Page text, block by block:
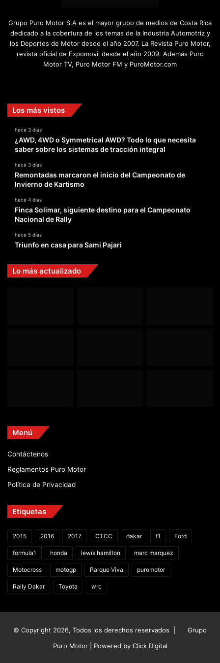
Grupo Puro Motor S.A es el mayor grupo de medios de Costa Rica
dedicado a la cobertura de los temas de la Industria Automotriz y
los Deportes de Motor desde el año 2007. La Revista Puro Motor,
revista oficial de Expomovil desde el año 2009. Además Puro
Motor TV, Puro Motor FM y PuroMotor.com
Los más vistos
hace 3 días
¿AWD, 4WD o Symmetrical AWD? Todo lo que necesita
saber sobre los sistemas de tracción integral
hace 3 días
Remontadas marcaron el inicio del Campeonato de
Invierno de Kartismo
hace 4 días
Finca Solimar, siguiente destino para el Campeonato
Nacional de Rally
hace 5 días
Triunfo en casa para Sami Pajari
Lo más actualizado
Menú
Contáctenos
Reglamentos Puro Motor
Política de Privacidad
Etiquetas
2015 2016 2017 CTCC dakar f1 Ford
formula1 honda lewis hamilton marc marquez
Motocross motogp Parque Viva puromotor
Rally Dakar Toyota wrc
© Copyright 2026, Todos los derechos reservados |
Grupo
Puro Motor | Powered by Click Digital